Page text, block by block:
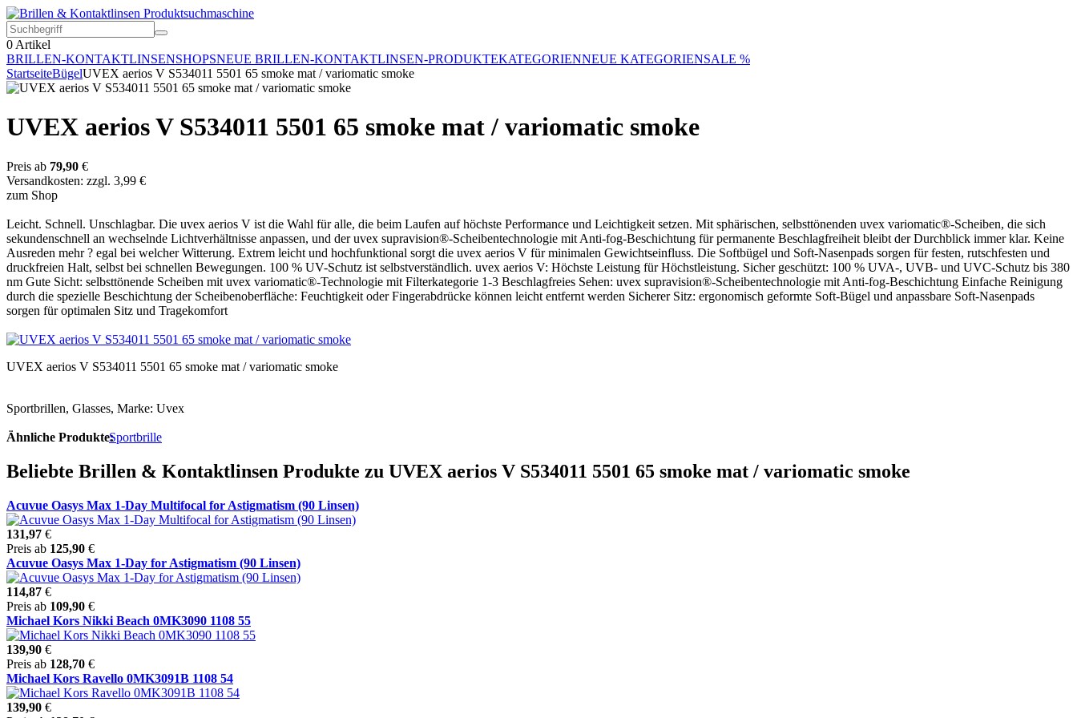
0 Artikel
BRILLEN-KONTAKTLINSENSHOPSNEUE BRILLEN-KONTAKTLINSEN-PRODUKTEKATEGORIENNEUE KATEGORIENSALE %
StartseiteBügelUVEX aerios V S534011 5501 65 smoke mat / variomatic smoke
UVEX aerios V S534011 5501 65 smoke mat / variomatic smoke
Preis ab 79,90 €
Versandkosten: zzgl. 3,99 €
zum Shop
Leicht. Schnell. Unschlagbar. Die uvex aerios V ist die Wahl für alle, die beim Laufen auf höchste Performance und Leichtigkeit setzen. Mit sphärischen, selbsttönenden uvex variomatic®-Scheiben, die sich
sekundenschnell an wechselnde Lichtverhältnisse anpassen, und der uvex supravision®-Scheibentechnologie mit Anti-fog-Beschichtung für permanente Beschlagfreiheit bleibt der Durchblick immer klar. Keine
Ausreden mehr ? egal bei welcher Witterung. Extrem leicht und hochfunktional sorgt die uvex aerios V für minimalen Gewichtseinfluss. Die Softbügel und Soft-Nasenpads sorgen für festen, rutschfesten und
druckfreien Halt, selbst bei schnellen Bewegungen. 100 % UV-Schutz ist selbstverständlich. uvex aerios V: Höchste Leistung für Höchstleistung. Sicher geschützt: 100 % UVA-, UVB- und UVC-Schutz bis 380
nm Gute Sicht: selbsttönende Scheiben mit uvex variomatic®-Technologie mit Filterkategorie 1-3 Beschlagfreies Sehen: uvex supravision®-Scheibentechnologie mit Anti-fog-Beschichtung Einfache Reinigung
durch die spezielle Beschichtung der Scheibenoberfläche: Feuchtigkeit oder Fingerabdrücke können leicht entfernt werden Sicherer Sitz: ergonomisch geformte Soft-Bügel und anpassbare Soft-Nasenpads
sorgen für optimalen Sitz und Tragekomfort
UVEX aerios V S534011 5501 65 smoke mat / variomatic smoke
Sportbrillen, Glasses, Marke: Uvex
Ähnliche Produkte:Sportbrille
Beliebte Brillen & Kontaktlinsen Produkte zu UVEX aerios V S534011 5501 65 smoke mat / variomatic smoke
Acuvue Oasys Max 1-Day Multifocal for Astigmatism (90 Linsen)
131,97 €
Preis ab 125,90 €
Acuvue Oasys Max 1-Day for Astigmatism (90 Linsen)
114,87 €
Preis ab 109,90 €
Michael Kors Nikki Beach 0MK3090 1108 55
139,90 €
Preis ab 128,70 €
Michael Kors Ravello 0MK3091B 1108 54
139,90 €